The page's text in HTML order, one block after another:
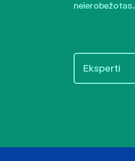
neierobežotas.
Eksperti